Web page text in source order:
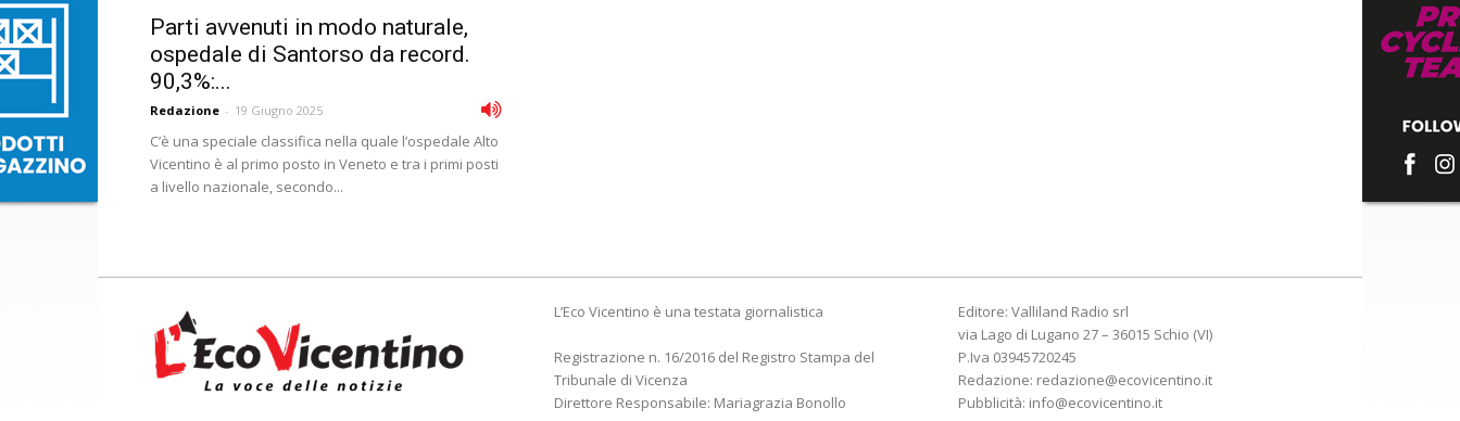
Parti avvenuti in modo naturale,
ospedale di Santorso da record.
90,3%:...
Redazione - 19 Giugno 2025
C’è una speciale classifica nella quale l’ospedale Alto
Vicentino è al primo posto in Veneto e tra i primi posti
a livello nazionale, secondo...
L’Eco Vicentino è una testata giornalistica
Registrazione n. 16/2016 del Registro Stampa del
Tribunale di Vicenza
Direttore Responsabile: Mariagrazia Bonollo
Editore: Valliland Radio srl
via Lago di Lugano 27 – 36015 Schio (VI)
P.Iva 03945720245
Redazione: redazione@ecovicentino.it
Pubblicità: info@ecovicentino.it